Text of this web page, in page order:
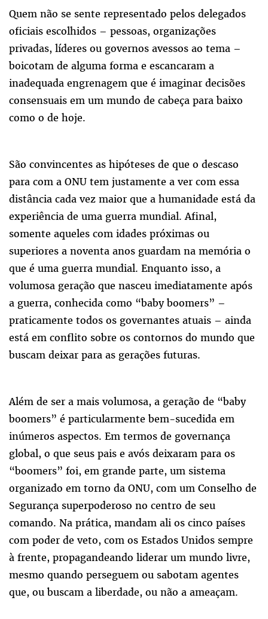
Quem não se sente representado pelos delegados
oficiais escolhidos – pessoas, organizações
privadas, líderes ou governos avessos ao tema –
boicotam de alguma forma e escancaram a
inadequada engrenagem que é imaginar decisões
consensuais em um mundo de cabeça para baixo
como o de hoje.
São convincentes as hipóteses de que o descaso
para com a ONU tem justamente a ver com essa
distância cada vez maior que a humanidade está da
experiência de uma guerra mundial. Afinal,
somente aqueles com idades próximas ou
superiores a noventa anos guardam na memória o
que é uma guerra mundial. Enquanto isso, a
volumosa geração que nasceu imediatamente após
a guerra, conhecida como “baby boomers” –
praticamente todos os governantes atuais – ainda
está em conflito sobre os contornos do mundo que
buscam deixar para as gerações futuras.
Além de ser a mais volumosa, a geração de “baby
boomers” é particularmente bem-sucedida em
inúmeros aspectos. Em termos de governança
global, o que seus pais e avós deixaram para os
“boomers” foi, em grande parte, um sistema
organizado em torno da ONU, com um Conselho de
Segurança superpoderoso no centro de seu
comando. Na prática, mandam ali os cinco países
com poder de veto, com os Estados Unidos sempre
à frente, propagandeando liderar um mundo livre,
mesmo quando perseguem ou sabotam agentes
que, ou buscam a liberdade, ou não a ameaçam.